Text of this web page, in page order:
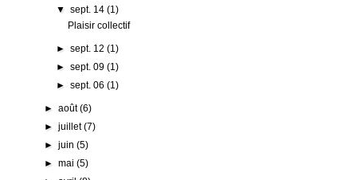
▼ sept. 14 (1)
Plaisir collectif
► sept. 12 (1)
► sept. 09 (1)
► sept. 06 (1)
►août(6)
►juillet(7)
►juin(5)
►mai(5)